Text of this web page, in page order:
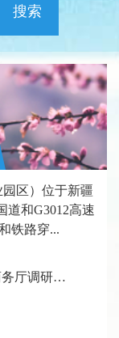
搜索
区）位于新疆
道和G3012高速
铁路穿...
陈小江艾尔肯·吐尼亚孜在自治区商务厅调研座谈